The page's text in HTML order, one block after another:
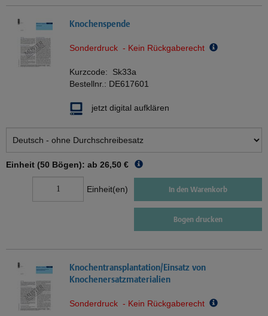
Knochenspende
Sonderdruck - Kein Rückgaberecht
Kurzcode: Sk33a
Bestellnr.: DE617601
jetzt digital aufklären
Einheit (50 Bögen): ab 26,50 €
Einheit(en) In den Warenkorb
Bogen drucken
Knochentransplantation/Einsatz von
Knochenersatzmaterialien
Sonderdruck - Kein Rückgaberecht